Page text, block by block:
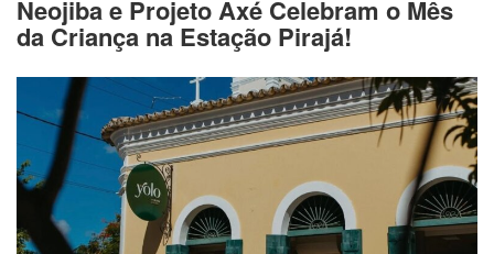
Neojiba e Projeto Axé Celebram o Mês
da Criança na Estação Pirajá!